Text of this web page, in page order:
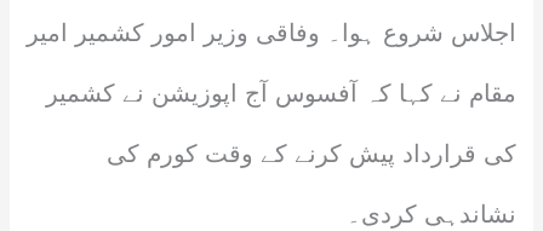
اجلاس شروع ہوا۔ وفاقی وزیر امور کشمیر امیر
مقام نے کہا کہ آفسوس آج اپوزیشن نے کشمیر
کی قرارداد پیش کرنے کے وقت کورم کی
نشاندہی کردی۔